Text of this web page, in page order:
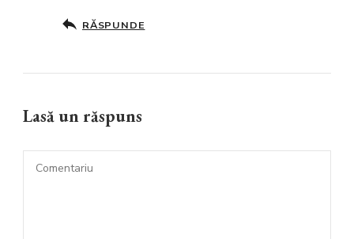
RĂSPUNDE
Lasă un răspuns